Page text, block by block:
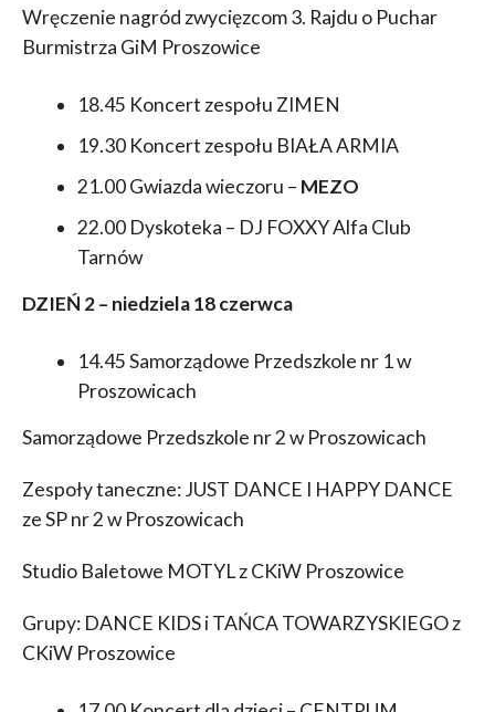
Wręczenie nagród zwycięzcom 3. Rajdu o Puchar
Burmistrza GiM Proszowice
18.45 Koncert zespołu ZIMEN
19.30 Koncert zespołu BIAŁA ARMIA
21.00 Gwiazda wieczoru – MEZO
22.00 Dyskoteka – DJ FOXXY Alfa Club
Tarnów
DZIEŃ 2 – niedziela 18 czerwca
14.45 Samorządowe Przedszkole nr 1 w
Proszowicach
Samorządowe Przedszkole nr 2 w Proszowicach
Zespoły taneczne: JUST DANCE I HAPPY DANCE
ze SP nr 2 w Proszowicach
Studio Baletowe MOTYL z CKiW Proszowice
Grupy: DANCE KIDS i TAŃCA TOWARZYSKIEGO z
CKiW Proszowice